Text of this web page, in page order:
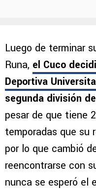
Luego de terminar
Runa, el Cuco
Deportiva
segunda división
pesar de que tiene
temporadas que su
por lo que cambió
reencontrarse con
nunca se esperó el